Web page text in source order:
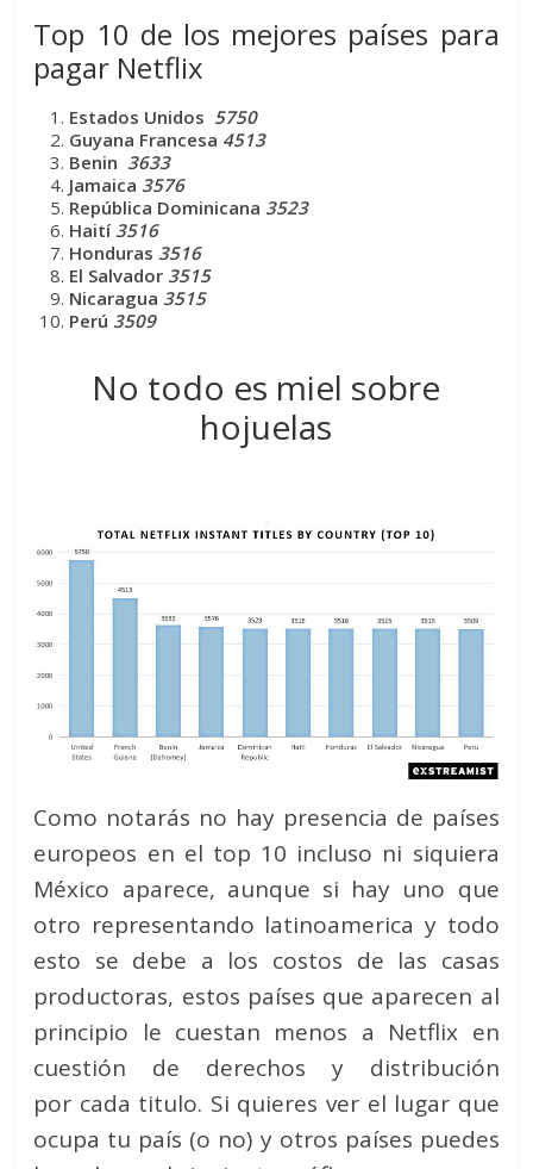
Top 10 de los mejores países para
pagar Netflix
Estados Unidos 5750
Guyana Francesa 4513
Benin 3633
Jamaica 3576
República Dominicana 3523
Haití 3516
Honduras 3516
El Salvador 3515
Nicaragua 3515
Perú 3509
No todo es miel sobre
hojuelas
Como notarás no hay presencia de países
europeos en el top 10 incluso ni siquiera
México aparece, aunque si hay uno que
otro representando latinoamerica y todo
esto se debe a los costos de las casas
productoras, estos países que aparecen al
principio le cuestan menos a Netflix en
cuestión de derechos y distribución
por cada titulo. Si quieres ver el lugar que
ocupa tu país (o no) y otros países puedes